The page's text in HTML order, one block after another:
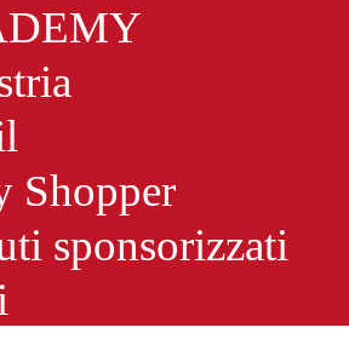
Shopper
sponsorizzati